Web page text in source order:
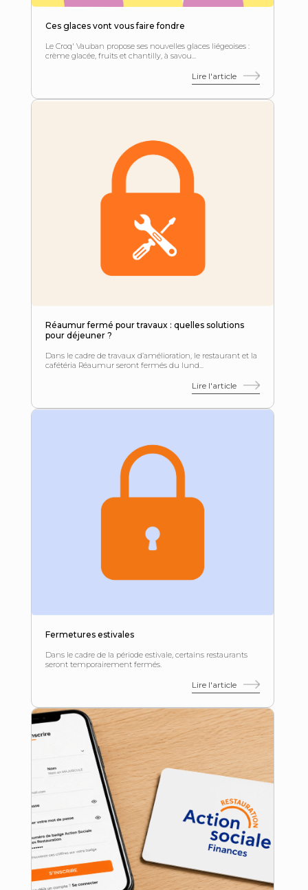
Ces glaces vont vous faire fondre
Le Croq' Vauban propose ses nouvelles glaces liégeoises :
crème glacée, fruits et chantilly, à savou...
Lire l'article
Réaumur fermé pour travaux : quelles solutions
pour déjeuner ?
Dans le cadre de travaux d’amélioration, le restaurant et la
cafétéria Réaumur seront fermés du lund...
Lire l'article
Fermetures estivales
Dans le cadre de la période estivale, certains restaurants
seront temporairement fermés.
Lire l'article